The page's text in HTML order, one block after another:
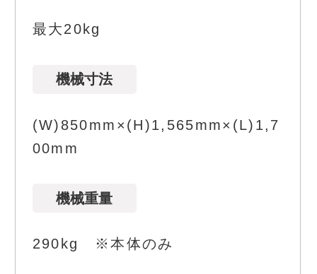
最大20kg
機械寸法
(W)850mm×(H)1,565mm×(L)1,7
00mm
機械重量
290kg ※本体のみ